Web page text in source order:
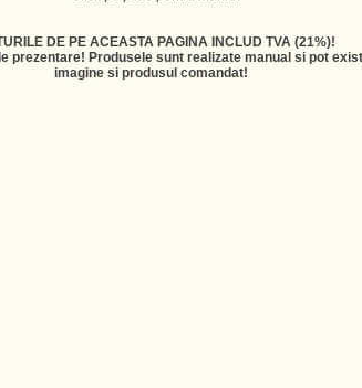
DE PE ACEASTA PAGINA INCLUD TVA (21%)!
prezentare! Produsele sunt realizate manual si pot
imagine si produsul comandat!